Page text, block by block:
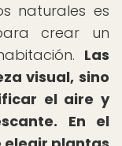
naturales es
crear un
Las
visual, sino
el aire y
En el